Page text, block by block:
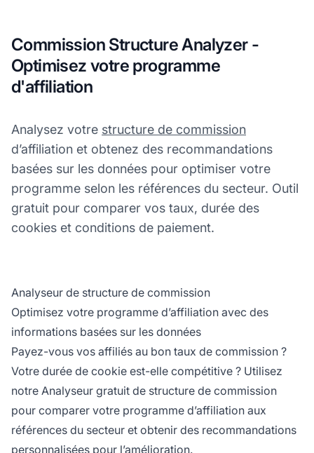
Commission Structure Analyzer -
Optimisez votre programme
d'affiliation
Analysez votre structure de commission
d’affiliation et obtenez des recommandations
basées sur les données pour optimiser votre
programme selon les références du secteur. Outil
gratuit pour comparer vos taux, durée des
cookies et conditions de paiement.
Analyseur de structure de commission
Optimisez votre programme d’affiliation avec des
informations basées sur les données
Payez-vous vos affiliés au bon taux de commission ?
Votre durée de cookie est-elle compétitive ? Utilisez
notre Analyseur gratuit de structure de commission
pour comparer votre programme d’affiliation aux
références du secteur et obtenir des recommandations
personnalisées pour l’amélioration.